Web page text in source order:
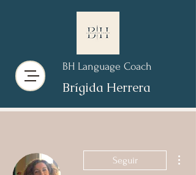
BH Language Coach
Brígida Herrera
Seguir